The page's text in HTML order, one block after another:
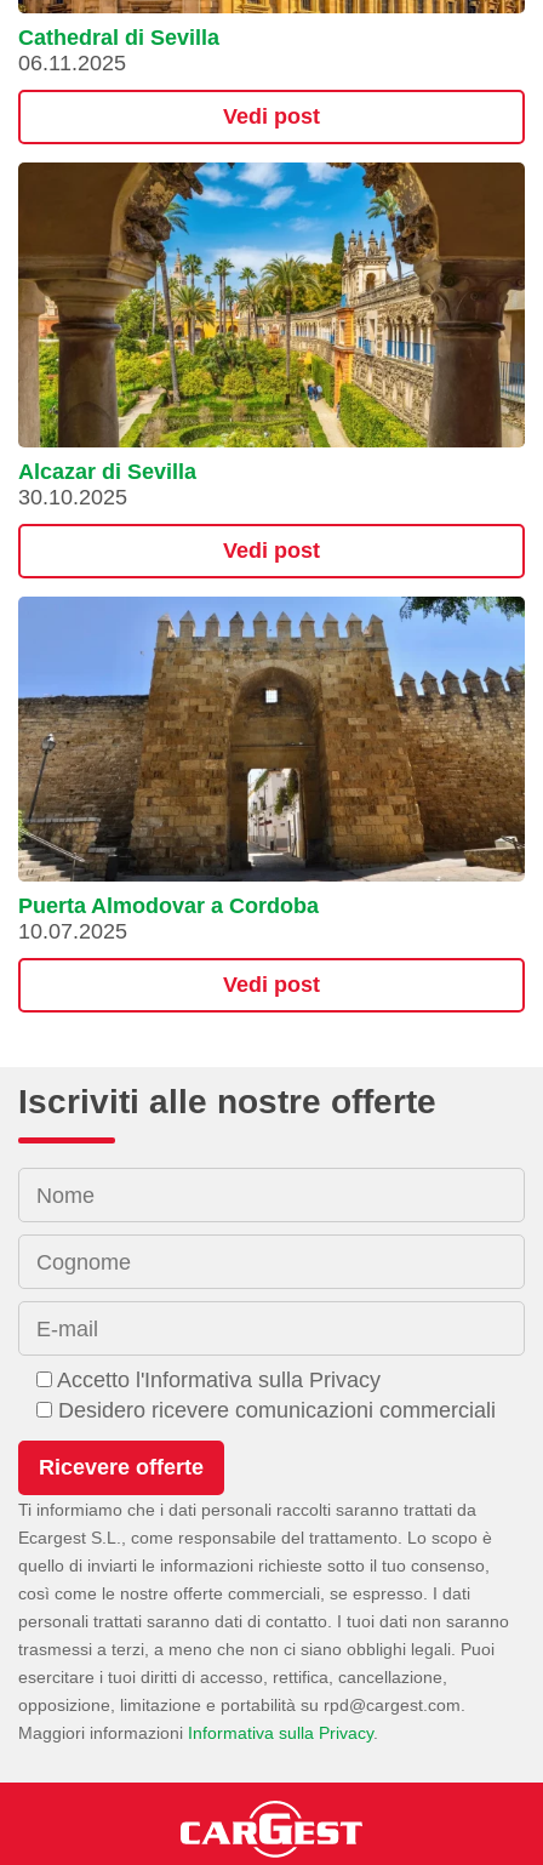
Cathedral di Sevilla
06.11.2025
Vedi post
Alcazar di Sevilla
30.10.2025
Vedi post
Puerta Almodovar a Cordoba
10.07.2025
Vedi post
Iscriviti alle nostre offerte
Nome
Cognome
E-mail
Accetto l'Informativa sulla Privacy
Desidero ricevere comunicazioni commerciali
Ti informiamo che i dati personali raccolti saranno trattati da
Ecargest S.L., come responsabile del trattamento. Lo scopo è
quello di inviarti le informazioni richieste sotto il tuo consenso,
così come le nostre offerte commerciali, se espresso. I dati
personali trattati saranno dati di contatto. I tuoi dati non saranno
trasmessi a terzi, a meno che non ci siano obblighi legali. Puoi
esercitare i tuoi diritti di accesso, rettifica, cancellazione,
opposizione, limitazione e portabilità su
Maggiori informazioni Informativa sulla Privacy.